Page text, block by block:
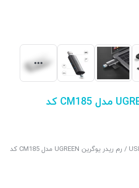
رم ریدر یوگرین UGREEN مدل CM185 کد
/ رم ریدر یوگرین UGREEN مدل CM185 کد